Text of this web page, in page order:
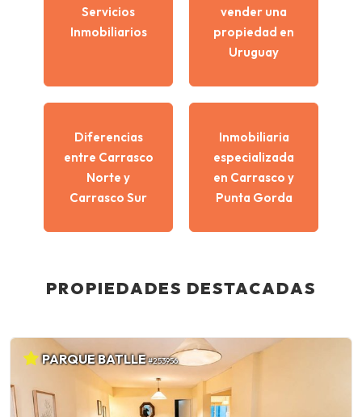
Servicios
Inmobiliarios
vender una
propiedad en
Uruguay
Diferencias
entre Carrasco
Norte y
Carrasco Sur
Inmobiliaria
especializada
en Carrasco y
Punta Gorda
PROPIEDADES DESTACADAS
PARQUE BATLLE#253956